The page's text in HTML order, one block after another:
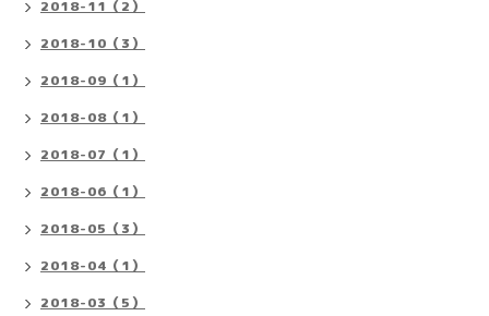
2018-11（2）
2018-10（3）
2018-09（1）
2018-08（1）
2018-07（1）
2018-06（1）
2018-05（3）
2018-04（1）
2018-03（5）